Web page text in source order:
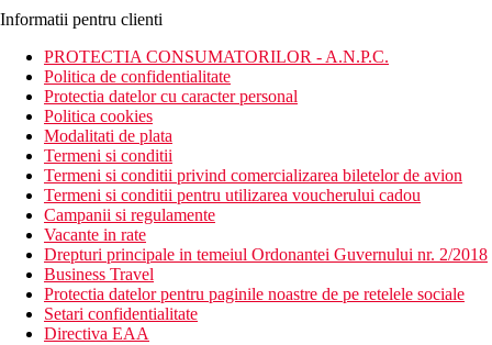
Informatii pentru clienti
PROTECTIA CONSUMATORILOR - A.N.P.C.
Politica de confidentialitate
Protectia datelor cu caracter personal
Politica cookies
Modalitati de plata
Termeni si conditii
Termeni si conditii privind comercializarea biletelor de avion
Termeni si conditii pentru utilizarea voucherului cadou
Campanii si regulamente
Vacante in rate
Drepturi principale in temeiul Ordonantei Guvernului nr. 2/2018
Business Travel
Protectia datelor pentru paginile noastre de pe retelele sociale
Setari confidentialitate
Directiva EAA